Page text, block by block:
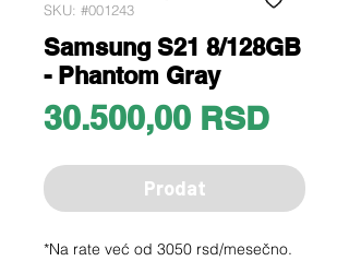
SKU: #001243
Samsung S21 8/128GB
- Phantom Gray
30.500,00 RSDPrice
Prodat
*Na rate već od 3050 rsd/mesečno.